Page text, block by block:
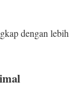
dengan lebih